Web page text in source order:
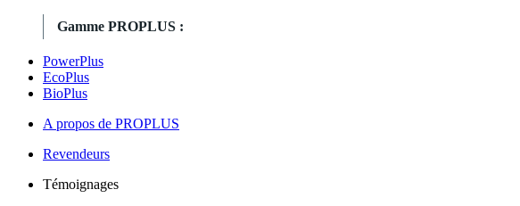
Gamme PROPLUS :
PowerPlus
EcoPlus
BioPlus
A propos de PROPLUS
Revendeurs
Témoignages